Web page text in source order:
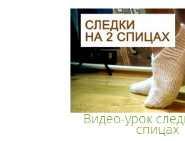
Видео-урок
спицах